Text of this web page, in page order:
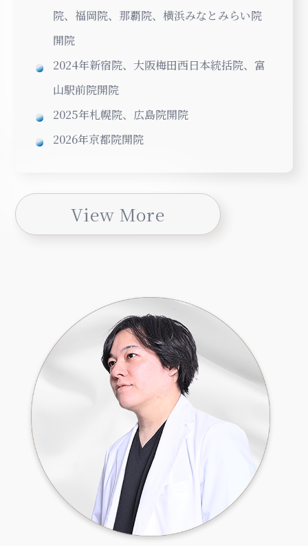
院、福岡院、那覇院、横浜みなとみらい院
開院
2024年新宿院、大阪梅田西日本統括院、富
山駅前院開院
2025年札幌院、広島院開院
2026年京都院開院
View More